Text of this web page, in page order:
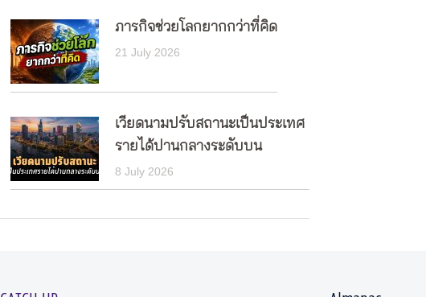
ภารกิจช่วยโลกยากกว่าที่คิด
21 July 2026
เวียดนามปรับสถานะเป็นประเทศ
รายได้ปานกลางระดับบน
8 July 2026